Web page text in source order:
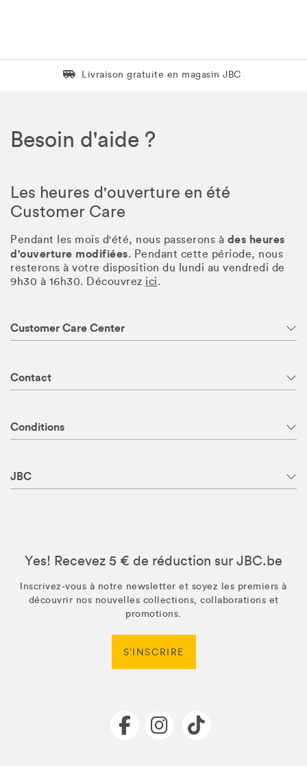
Livraison gratuite en magasin JBC
Livraison gratuite en magasin JBC
Besoin d'aide ?
Les heures d'ouverture en été
Customer Care
Pendant les mois d'été, nous passerons à des heures
d'ouverture modifiées. Pendant cette période, nous
resterons à votre disposition du lundi au vendredi de
9h30 à 16h30. Découvrez ici.
Customer Care Center
Contact
Conditions
JBC
Yes! Recevez 5 € de réduction sur JBC.be
Inscrivez-vous à notre newsletter et soyez les premiers à
découvrir nos nouvelles collections, collaborations et
promotions.
S’INSCRIRE